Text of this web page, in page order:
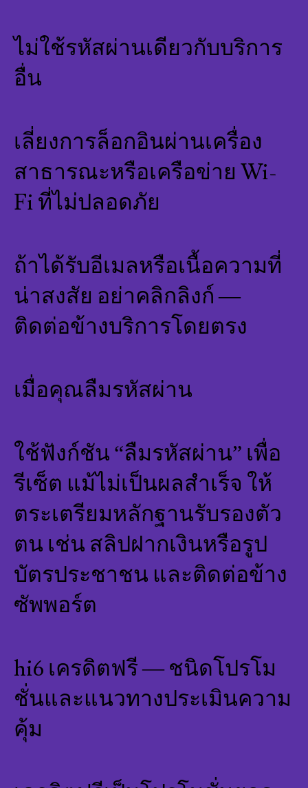
ไม่ใช้รหัสผ่านเดียวกับบริการ
อื่น
เลี่ยงการล็อกอินผ่านเครื่อง
สาธารณะหรือเครือข่าย Wi-
Fi ที่ไม่ปลอดภัย
ถ้าได้รับอีเมลหรือเนื้อความที่
น่าสงสัย อย่าคลิกลิงก์ —
ติดต่อข้างบริการโดยตรง
เมื่อคุณลืมรหัสผ่าน
ใช้ฟังก์ชัน “ลืมรหัสผ่าน” เพื่อ
รีเซ็ต แม้ไม่เป็นผลสำเร็จ ให้
ตระเตรียมหลักฐานรับรองตัว
ตน เช่น สลิปฝากเงินหรือรูป
บัตรประชาชน และติดต่อข้าง
ซัพพอร์ต
hi6 เครดิตฟรี — ชนิดโปรโม
ชั่นและแนวทางประเมินความ
คุ้ม